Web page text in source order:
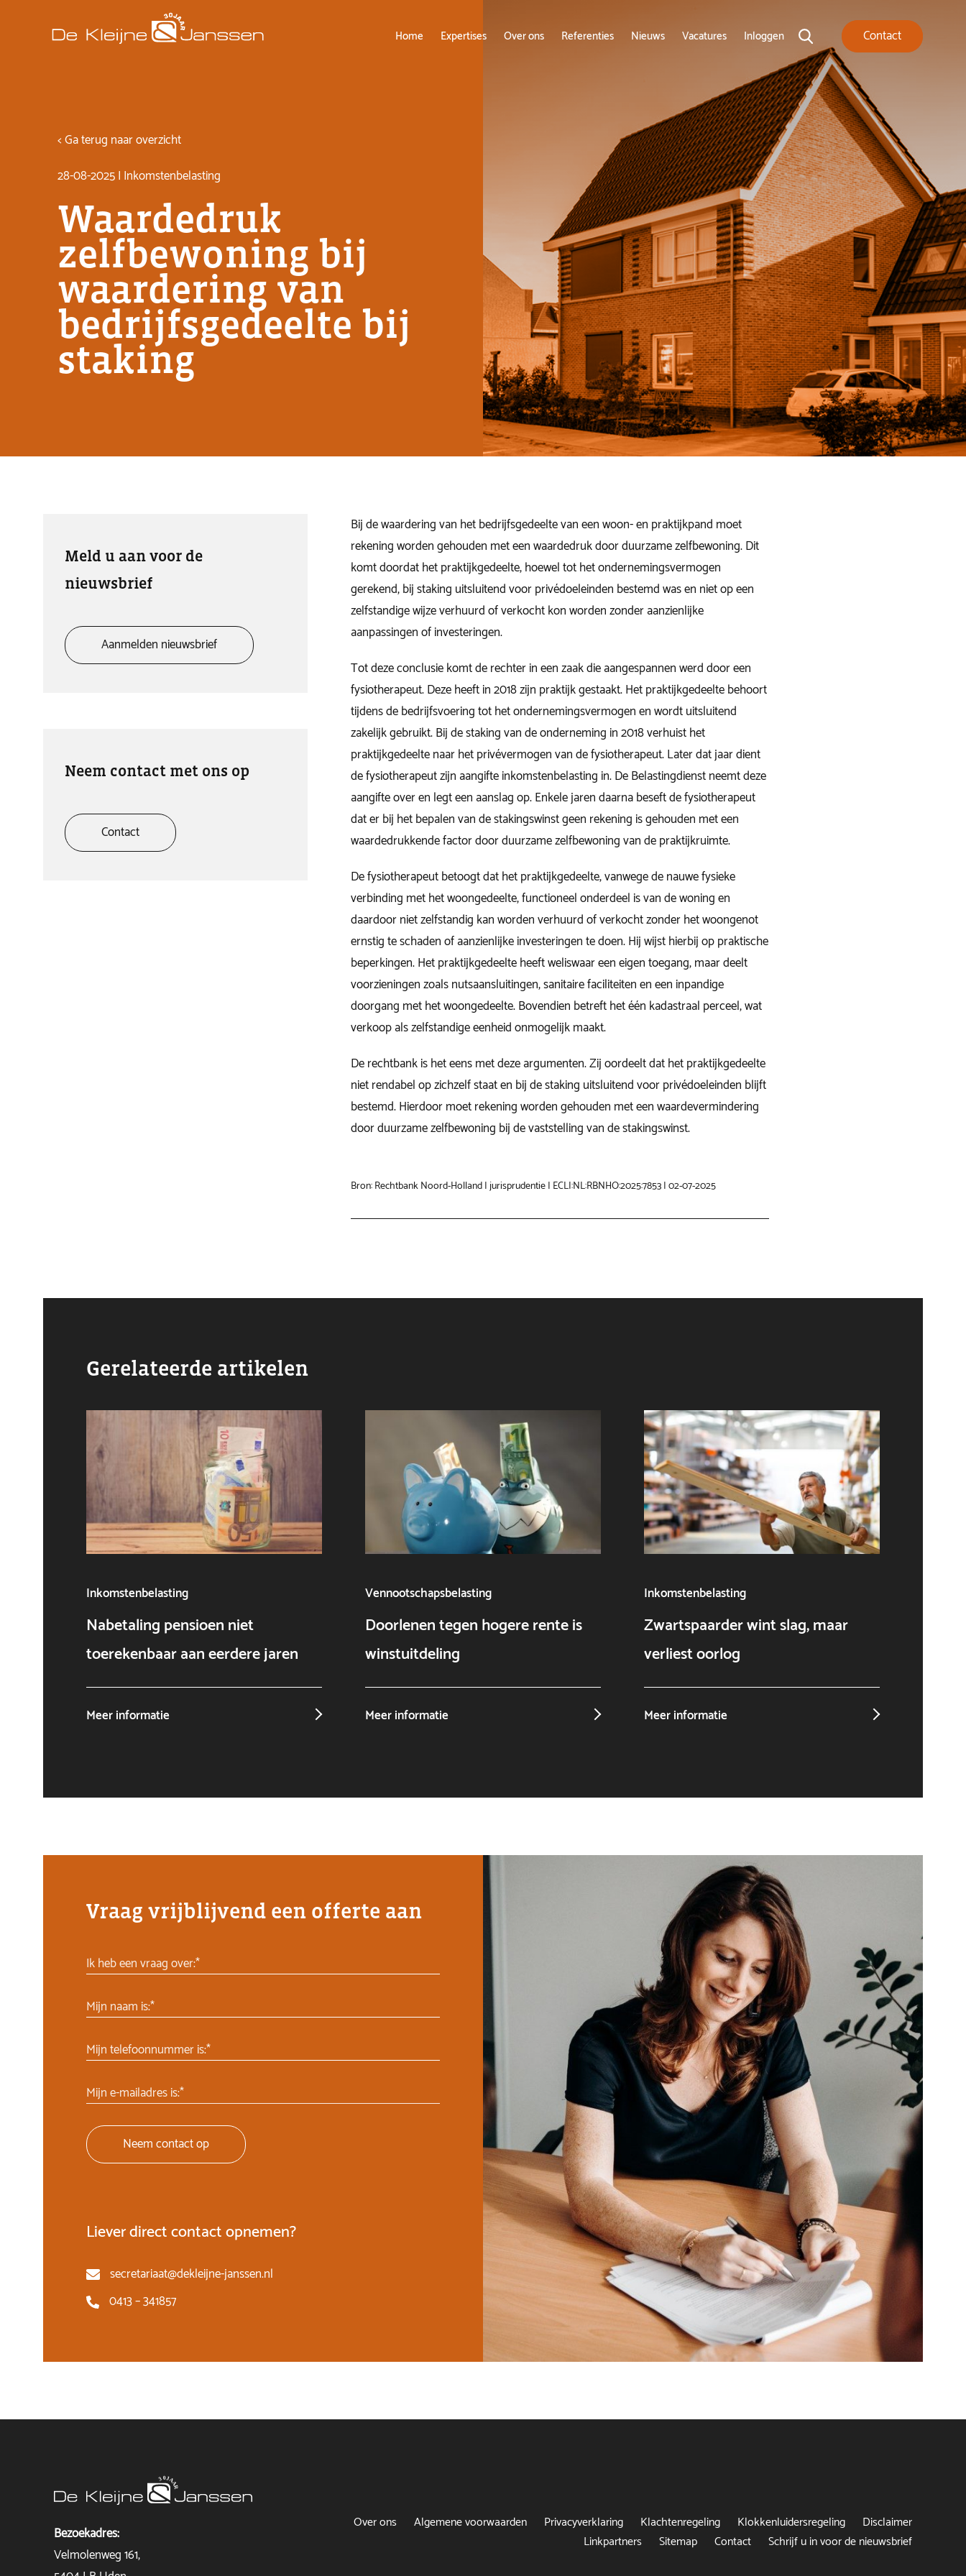
Home Expertises Over ons Referenties Nieuws Vacatures Inloggen Contact
< Ga terug naar overzicht
28-08-2025 | Inkomstenbelasting
Waardedruk
zelfbewoning bij
waardering van
bedrijfsgedeelte bij
staking
Meld u aan voor de
nieuwsbrief
Aanmelden nieuwsbrief
Neem contact met ons op
Contact
Bij de waardering van het bedrijfsgedeelte van een woon- en praktijkpand moet
rekening worden gehouden met een waardedruk door duurzame zelfbewoning. Dit
komt doordat het praktijkgedeelte, hoewel tot het ondernemingsvermogen
gerekend, bij staking uitsluitend voor privédoeleinden bestemd was en niet op een
zelfstandige wijze verhuurd of verkocht kon worden zonder aanzienlijke
aanpassingen of investeringen.
Tot deze conclusie komt de rechter in een zaak die aangespannen werd door een
fysiotherapeut. Deze heeft in 2018 zijn praktijk gestaakt. Het praktijkgedeelte behoort
tijdens de bedrijfsvoering tot het ondernemingsvermogen en wordt uitsluitend
zakelijk gebruikt. Bij de staking van de onderneming in 2018 verhuist het
praktijkgedeelte naar het privévermogen van de fysiotherapeut. Later dat jaar dient
de fysiotherapeut zijn aangifte inkomstenbelasting in. De Belastingdienst neemt deze
aangifte over en legt een aanslag op. Enkele jaren daarna beseft de fysiotherapeut
dat er bij het bepalen van de stakingswinst geen rekening is gehouden met een
waardedrukkende factor door duurzame zelfbewoning van de praktijkruimte.
De fysiotherapeut betoogt dat het praktijkgedeelte, vanwege de nauwe fysieke
verbinding met het woongedeelte, functioneel onderdeel is van de woning en
daardoor niet zelfstandig kan worden verhuurd of verkocht zonder het woongenot
ernstig te schaden of aanzienlijke investeringen te doen. Hij wijst hierbij op praktische
beperkingen. Het praktijkgedeelte heeft weliswaar een eigen toegang, maar deelt
voorzieningen zoals nutsaansluitingen, sanitaire faciliteiten en een inpandige
doorgang met het woongedeelte. Bovendien betreft het één kadastraal perceel, wat
verkoop als zelfstandige eenheid onmogelijk maakt.
De rechtbank is het eens met deze argumenten. Zij oordeelt dat het praktijkgedeelte
niet rendabel op zichzelf staat en bij de staking uitsluitend voor privédoeleinden blijft
bestemd. Hierdoor moet rekening worden gehouden met een waardevermindering
door duurzame zelfbewoning bij de vaststelling van de stakingswinst.
Bron: Rechtbank Noord-Holland | jurisprudentie | ECLI:NL:RBNHO:2025:7853 | 02-07-2025
Gerelateerde artikelen
Inkomstenbelasting
Nabetaling pensioen niet
toerekenbaar aan eerdere jaren
Meer informatie
Vennootschapsbelasting
Doorlenen tegen hogere rente is
winstuitdeling
Meer informatie
Inkomstenbelasting
Zwartspaarder wint slag, maar
verliest oorlog
Meer informatie
Vraag vrijblijvend een offerte aan
Ik heb een vraag over:*
Mijn naam is:*
Mijn telefoonnummer is:*
Mijn e-mailadres is:*
Neem contact op
Liever direct contact opnemen?
secretariaat@dekleijne-janssen.nl
0413 – 341857
Bezoekadres:
Velmolenweg 161,
Over ons Algemene voorwaarden Privacyverklaring Klachtenregeling Klokkenluidersregeling
Disclaimer
Linkpartners
Sitemap Contact Schrijf u in voor de nieuwsbrief